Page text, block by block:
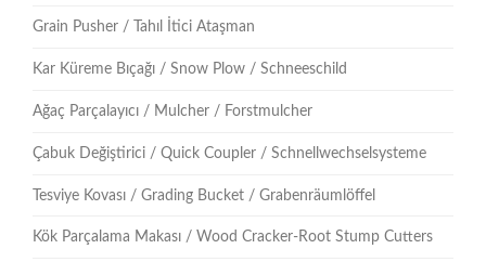
Grain Pusher / Tahıl İtici Ataşman
Kar Küreme Bıçağı / Snow Plow / Schneeschild
Ağaç Parçalayıcı / Mulcher / Forstmulcher
Çabuk Değiştirici / Quick Coupler / Schnellwechselsysteme
Tesviye Kovası / Grading Bucket / Grabenräumlöffel
Kök Parçalama Makası / Wood Cracker-Root Stump Cutters